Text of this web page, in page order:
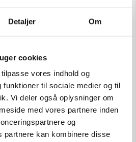
Detaljer Om
cookies
vores indhold og
funktioner til sociale medier og til
Vi deler også oplysninger om
med vores partnere inden
og
partnere kan kombinere disse
U/t
Mogens Hoff – grafik
35×44